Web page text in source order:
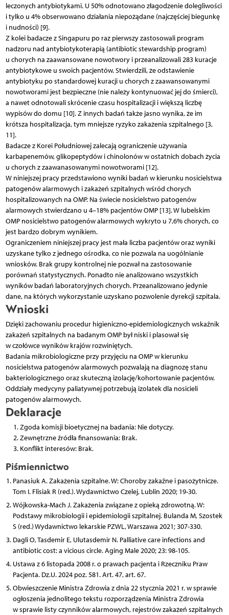
leczonych antybiotykami. U 50% odnotowano złagodzenie dolegliwości
i tylko u 4% obserwowano działania niepożądane (najczęściej biegunkę
i nudności) [9].
Z kolei badacze z Singapuru po raz pierwszy zastosowali program
nadzoru nad antybiotykoterapią (antibiotic stewardship program)
u chorych na zaawansowane nowotwory i przeanalizowali 283 kuracje
antybiotykowe u swoich pacjentów. Stwierdzili, że odstawienie
antybiotyku po standardowej kuracji u chorych z zaawansowanymi
nowotworami jest bezpieczne (nie należy kontynuować jej do śmierci),
a nawet odnotowali skrócenie czasu hospitalizacji i większą liczbę
wypisów do domu [10]. Z innych badań także jasno wynika, że im
krótsza hospitalizacja, tym mniejsze ryzyko zakażenia szpitalnego [3,
11].
Badacze z Korei Południowej zalecają ograniczenie używania
karbapenemów, glikopeptydów i chinolonów w ostatnich dobach życia
u chorych z zaawanasowanymi nowotworami [12].
W niniejszej pracy przedstawiono wyniki badań w kierunku nosicielstwa
patogenów alarmowych i zakażeń szpitalnych wśród chorych
hospitalizowanych na OMP. Na świecie nosicielstwo patogenów
alarmowych stwierdzano u 4–18% pacjentów OMP [13]. W lubelskim
OMP nosicielstwo patogenów alarmowych wykryto u 7,6% chorych, co
jest bardzo dobrym wynikiem.
Ograniczeniem niniejszej pracy jest mała liczba pacjentów oraz wyniki
uzyskane tylko z jednego ośrodka, co nie pozwala na uogólnianie
wniosków. Brak grupy kontrolnej nie pozwał na zastosowanie
porównań statystycznych. Ponadto nie analizowano wszystkich
wyników badań laboratoryjnych chorych. Przeanalizowano jedynie
dane, na których wykorzystanie uzyskano pozwolenie dyrekcji szpitala.
Wnioski
Dzięki zachowaniu procedur higieniczno-epidemiologicznych wskaźnik
zakażeń szpitalnych na badanym OMP był niski i plasował się
w czołówce wyników krajów rozwiniętych.
Badania mikrobiologiczne przy przyjęciu na OMP w kierunku
nosicielstwa patogenów alarmowych pozwalają na diagnozę stanu
bakteriologicznego oraz skuteczną izolację/kohortowanie pacjentów.
Oddziały medycyny paliatywnej potrzebują izolatek dla nosicieli
patogenów alarmowych.
Deklaracje
Zgoda komisji bioetycznej na badania: Nie dotyczy.
Zewnętrzne źródła finansowania: Brak.
Konflikt interesów: Brak.
Piśmiennictwo
Panasiuk A. Zakażenia szpitalne. W: Choroby zakaźne i pasożytnicze.
Tom I. Flisiak R (red.). Wydawnictwo Czelej, Lublin 2020; 19-30.
Wójkowska-Mach J. Zakażenia związane z opieką zdrowotną. W:
Podstawy mikrobiologii i epidemiologii szpitalnej. Bulanda M, Szostek
S (red.) Wydawnictwo lekarskie PZWL, Warszawa 2021; 307-330.
Dagli O, Tasdemir E, Ulutasdemir N. Palliative care infections and
antibiotic cost: a vicious circle. Aging Male 2020; 23: 98-105.
Ustawa z 6 listopada 2008 r. o prawach pacjenta i Rzeczniku Praw
Pacjenta. Dz.U. 2024 poz. 581. Art. 47, art. 67.
Obwieszczenie Ministra Zdrowia z dnia 22 stycznia 2021 r. w sprawie
ogłoszenia jednolitego tekstu rozporządzenia Ministra Zdrowia
w sprawie listy czynników alarmowych, rejestrów zakażeń szpitalnych